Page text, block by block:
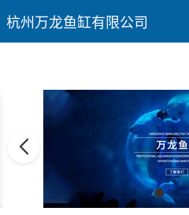
杭州万龙鱼缸有限公司